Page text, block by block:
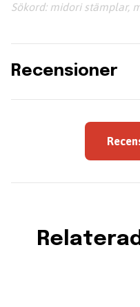
Sökord: midori stämplar,
Recensioner